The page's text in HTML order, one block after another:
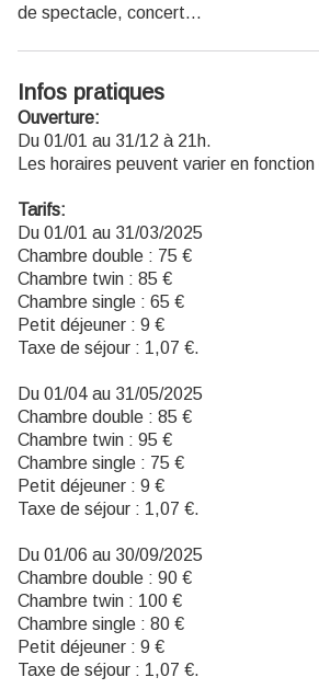
de spectacle, concert...
Infos pratiques
Ouverture:
Du 01/01 au 31/12 à 21h.
Les horaires peuvent varier en
Tarifs:
Du 01/01 au 31/03/2025
Chambre double : 75 €
Chambre twin : 85 €
Chambre single : 65 €
Petit déjeuner : 9 €
Taxe de séjour : 1,07 €.
Du 01/04 au 31/05/2025
Chambre double : 85 €
Chambre twin : 95 €
Chambre single : 75 €
Petit déjeuner : 9 €
Taxe de séjour : 1,07 €.
Du 01/06 au 30/09/2025
Chambre double : 90 €
Chambre twin : 100 €
Chambre single : 80 €
Petit déjeuner : 9 €
Taxe de séjour : 1,07 €.